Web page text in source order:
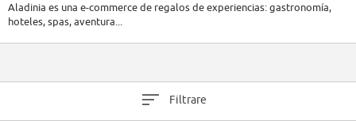
Aladinia es una e-commerce de regalos de experiencias: gastronomía,
hoteles, spas, aventura...
Filtrare